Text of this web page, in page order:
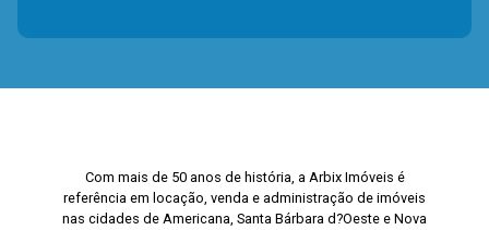
Com mais de 50 anos de história, a Arbix Imóveis é
referência em locação, venda e administração de imóveis
nas cidades de Americana, Santa Bárbara d?Oeste e Nova